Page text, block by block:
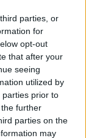
parties, or
for
opt-out
that after your
seeing
utilized by
parties prior to
further
parties on the
may
e
di primo